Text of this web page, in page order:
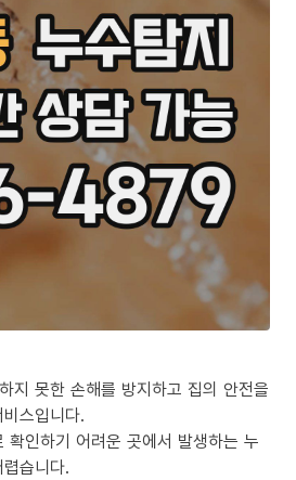
지 못한 손해를 방지하고 집의 안전을
스입니다.
확인하기 어려운 곳에서 발생하는 누
습니다.